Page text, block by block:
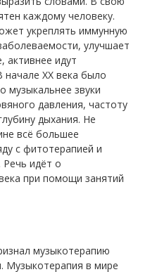
каждому человеку.
укреплять иммунную
улучшает
активнее идут
XX века было
музыкальнее звуки
давления, частоту
дыхания. Не
всё большее
с фитотерапией и
идёт о
при помощи занятий
музыкотерапию
Музыкотерапия в мире